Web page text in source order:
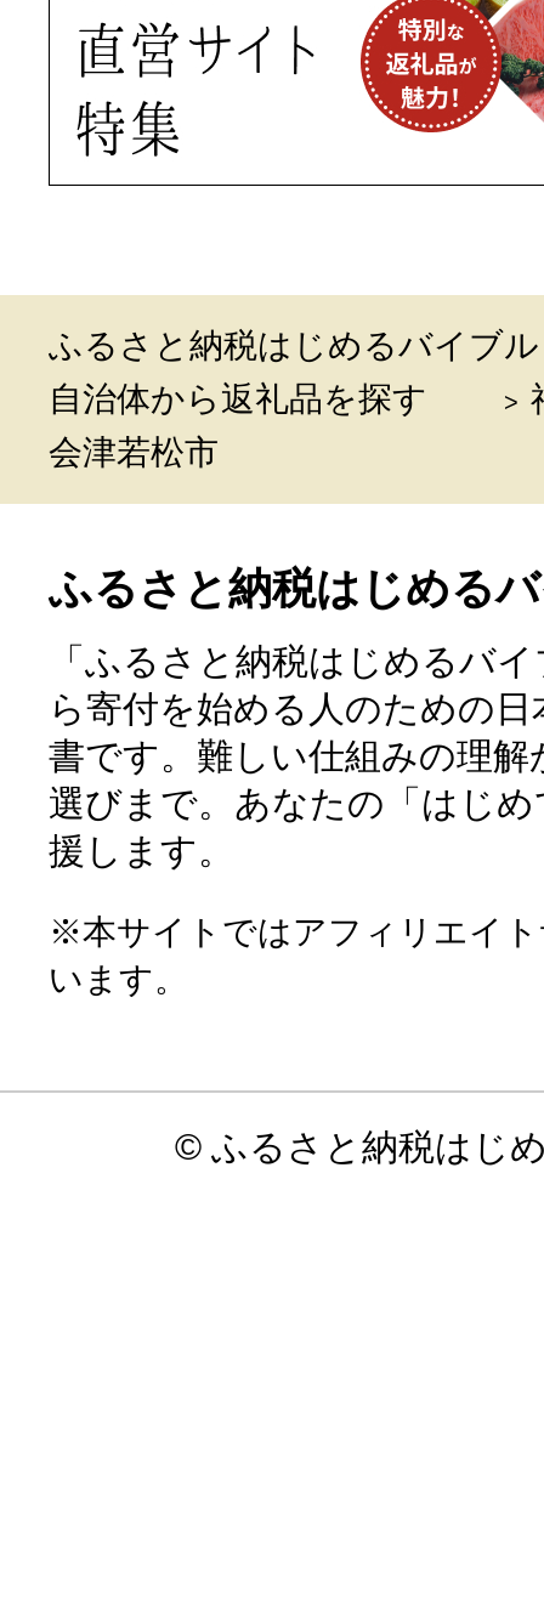
ふるさと納税はじめるバイブル
自治体から返礼品を探す
会津若松市
ふるさと納税はじめる
「ふるさと納税はじめるバ
ら寄付を始める人のための
書です。難しい仕組みの理
選びまで。あなたの「はじ
援します。
※本サイトではアフィリエイ
います。
© ふるさと納税はじ